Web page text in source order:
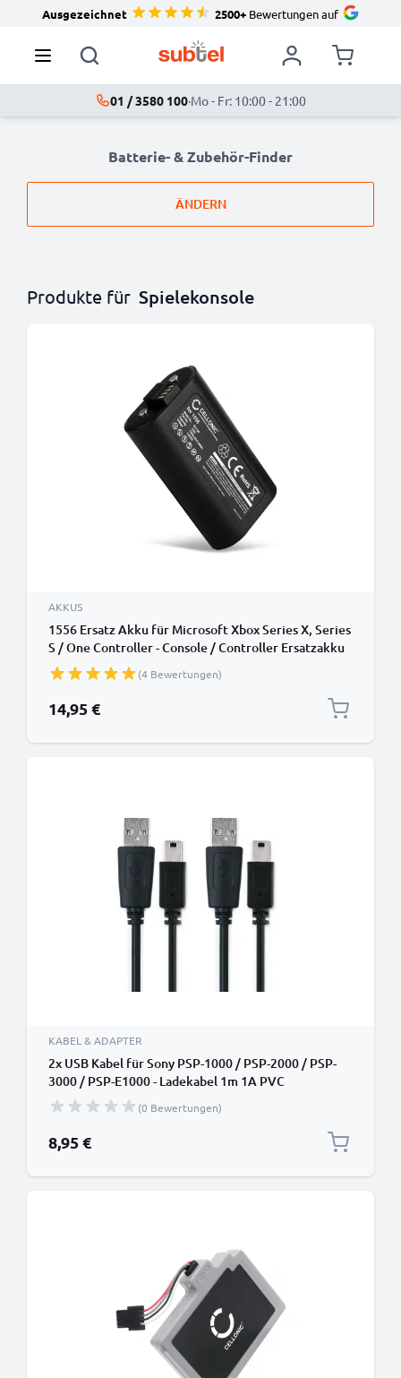
Ausgezeichnet 2500+Bewertungen auf
01 / 3580 100·Mo - Fr: 10:00 - 21:00
Batterie- & Zubehör-Finder
ÄNDERN
Produkte für Spielekonsole
AKKUS
1556 Ersatz Akku für Microsoft Xbox Series X, Series
S / One Controller - Console / Controller Ersatzakku
1100mAh , Batterie(4 Bewertungen)
14,95 €
KABEL & ADAPTER
2x USB Kabel für Sony PSP-1000 / PSP-2000 / PSP-
3000 / PSP-E1000 - Ladekabel 1m 1A PVC
Datenkabel schwarz(0 Bewertungen)
8,95 €